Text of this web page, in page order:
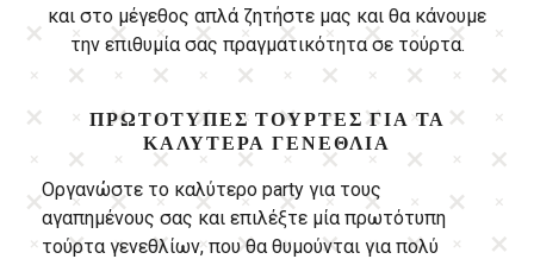
και στο μέγεθος απλά ζητήστε μας και θα κάνουμε
την επιθυμία σας πραγματικότητα σε τούρτα.
ΠΡΩΤΌΤΥΠΕΣ ΤΟΎΡΤΕΣ ΓΙΑ ΤΑ
ΚΑΛΎΤΕΡΑ ΓΕΝΈΘΛΙΑ
Οργανώστε το καλύτερο party για τους
αγαπημένους σας και επιλέξτε μία πρωτότυπη
τούρτα γενεθλίων, που θα θυμούνται για πολύ